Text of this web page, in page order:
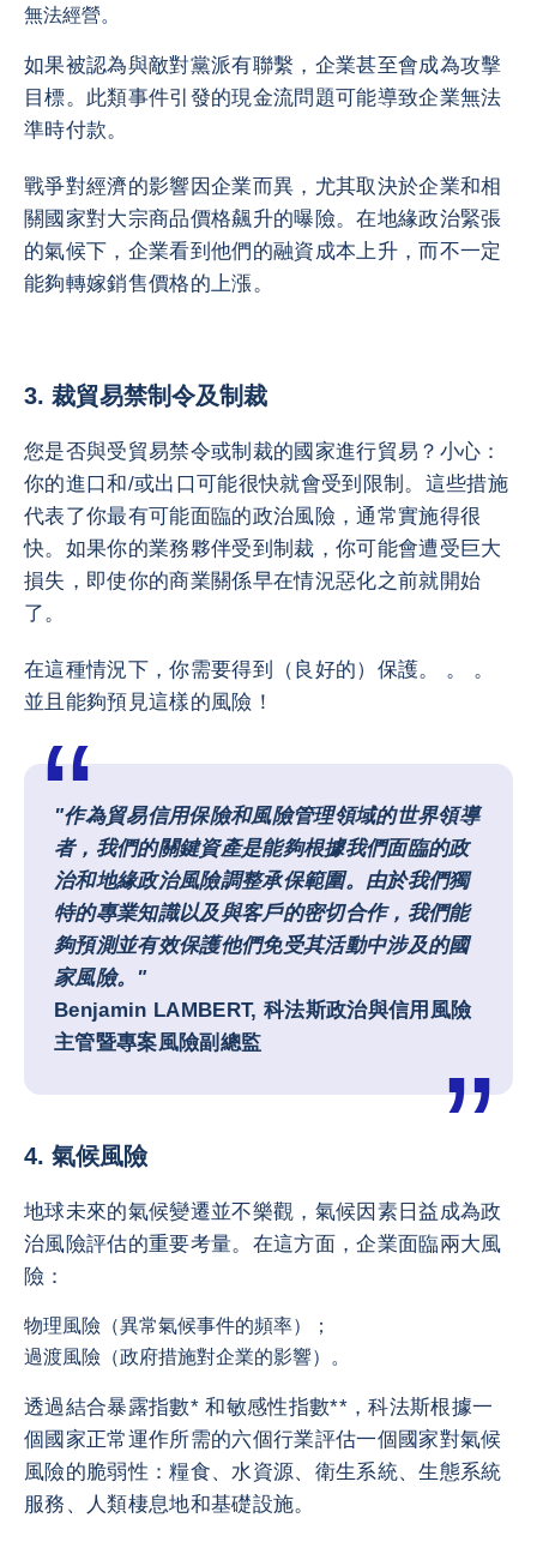
無法經營。
如果被認為與敵對黨派有聯繫，企業甚至會成為攻擊
目標。此類事件引發的現金流問題可能導致企業無法
準時付款。
戰爭對經濟的影響因企業而異，尤其取決於企業和相
關國家對大宗商品價格飆升的曝險。在地緣政治緊張
的氣候下，企業看到他們的融資成本上升，而不一定
能夠轉嫁銷售價格的上漲。
3. 裁貿易禁制令及制裁
您是否與受貿易禁令或制裁的國家進行貿易？小心：
你的進口和/或出口可能很快就會受到限制。這些措施
代表了你最有可能面臨的政治風險，通常實施得很
快。如果你的業務夥伴受到制裁，你可能會遭受巨大
損失，即使你的商業關係早在情況惡化之前就開始
了。
在這種情況下，你需要得到（良好的）保護。 。 。
並且能夠預見這樣的風險！
"作為貿易信用保險和風險管理領域的世界領導
者，我們的關鍵資產是能夠根據我們面臨的政
治和地緣政治風險調整承保範圍。由於我們獨
特的專業知識以及與客戶的密切合作，我們能
夠預測並有效保護他們免受其活動中涉及的國
家風險。"
Benjamin LAMBERT, 科法斯政治與信用風險
主管暨專案風險副總監
4. 氣候風險
地球未來的氣候變遷並不樂觀，氣候因素日益成為政
治風險評估的重要考量。在這方面，企業面臨兩大風
險：
物理風險（異常氣候事件的頻率）；
過渡風險（政府措施對企業的影響）。
透過結合暴露指數* 和敏感性指數**，科法斯根據一
個國家正常運作所需的六個行業評估一個國家對氣候
風險的脆弱性：糧食、水資源、衛生系統、生態系統
服務、人類棲息地和基礎設施。